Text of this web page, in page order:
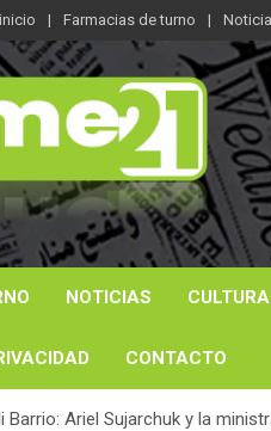
inicio Farmacias de turno
NOTICIAS CULTURA
CONTACTO
Barrio: Ariel Sujarchuk y la